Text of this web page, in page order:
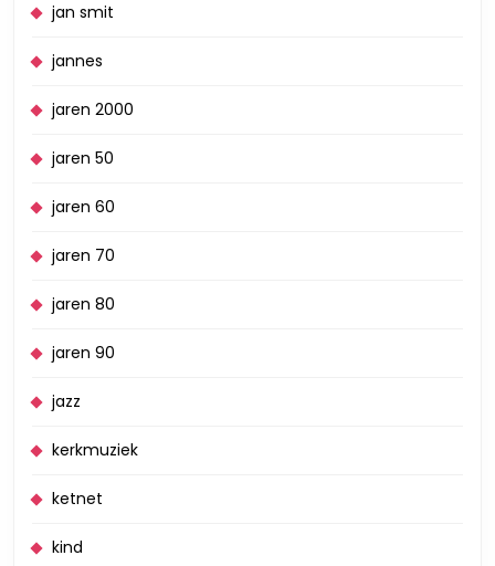
jan smit
jannes
jaren 2000
jaren 50
jaren 60
jaren 70
jaren 80
jaren 90
jazz
kerkmuziek
ketnet
kind